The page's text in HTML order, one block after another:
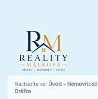
Nacházíte se: Úvod » Nemovitosti
Drážce